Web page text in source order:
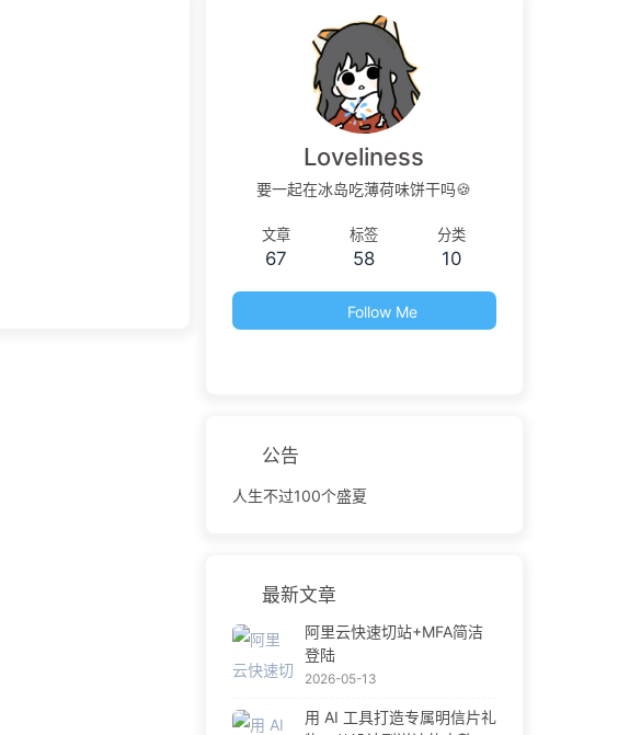
Loveliness
要一起在冰岛吃薄荷味饼干吗🍪
文章
67
标签
58
分类
10
Follow Me
公告
人生不过100个盛夏
最新文章
阿里云快速切站+MFA简洁
登陆
2026-05-13
用 AI 工具打造专属明信片礼